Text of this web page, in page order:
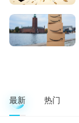
最新 热门